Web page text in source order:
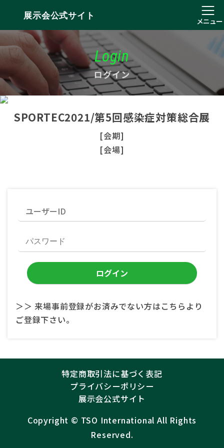
展示会公式サイト
メニュー
Login
ログイン
SPORTEC2021/第5回感染症対策総合展
[会期]
[会場]
＞＞ 来場事前登録がお済みでない方はこちらより
ご登録下さい。
特定商取引法に基づく表記
プライバシーポリシー
展示会公式サイト
Copyright ©︎ TSO International All Rights
Reserved.